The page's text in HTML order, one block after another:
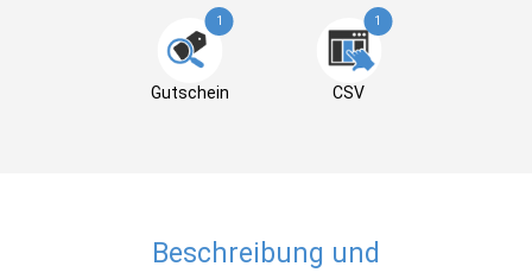
1
Gutschein
1
CSV
Beschreibung und